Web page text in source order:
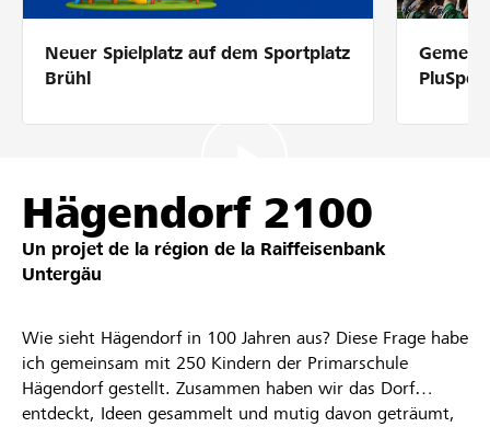
Soutien & assistance
Partenaires / Banques Raiffeisen
Se connecter
S'inscrire
DE FR IT
Neuer Spielplatz auf dem Sportplatz
Brühl
Hägendorf 2100
Un projet de la région de la Raiffeisenbank
Untergäu
Wie sieht Hägendorf in 100 Jahren aus? Diese Frage habe
ich gemeinsam mit 250 Kindern der Primarschule
Hägendorf gestellt. Zusammen haben wir das Dorf
entdeckt, Ideen gesammelt und mutig davon geträumt,